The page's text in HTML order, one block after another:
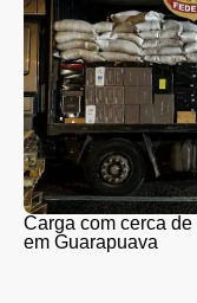
Carga com cerca
em Guarapuava